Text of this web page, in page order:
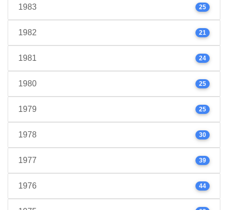
1983 25
1982 21
1981 24
1980 25
1979 25
1978 30
1977 39
1976 44